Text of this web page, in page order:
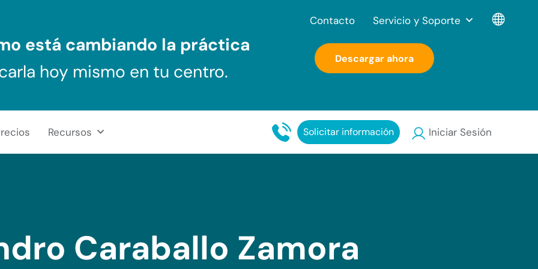
está cambiando la práctica
hoy mismo en tu centro.
Descargar ahora
Recursos Solicitar información Iniciar Sesión
Contacto Servicio y Soporte
Caraballo Zamora